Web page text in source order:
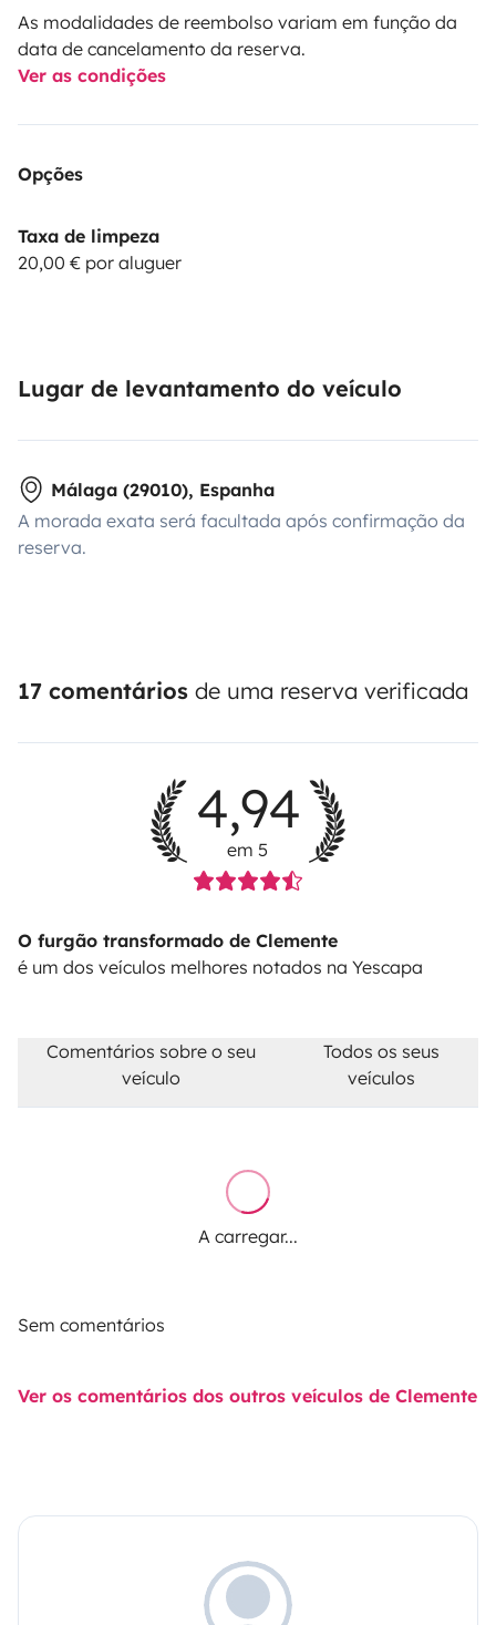
As modalidades de reembolso variam em função da
data de cancelamento da reserva.
Ver as condições
Opções
Taxa de limpeza
20,00 € por aluguer
Lugar de levantamento do veículo
Málaga (29010), Espanha
A morada exata será facultada após confirmação da
reserva.
17 comentários de uma reserva verificada
4,94
em 5
O furgão transformado de Clemente
é um dos veículos melhores notados na Yescapa
Comentários sobre o seu
veículo
Todos os seus
veículos
A carregar...
Sem comentários
Ver os comentários dos outros veículos de Clemente